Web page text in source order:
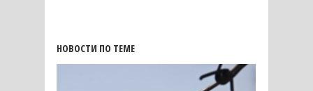
НОВОСТИ ПО ТЕМЕ